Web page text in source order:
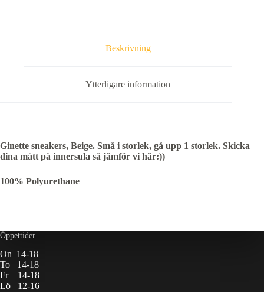
Beskrivning
Ytterligare information
Ginette sneakers, Beige. Små i storlek, gå upp 1 storlek. Skicka
dina mått på innersula så jämför vi här:))
100% Polyurethane
Öppettider
On 14-18
To 14-18
Fr 14-18
Lö 12-16